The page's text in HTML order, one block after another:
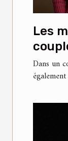
Les
Dans un